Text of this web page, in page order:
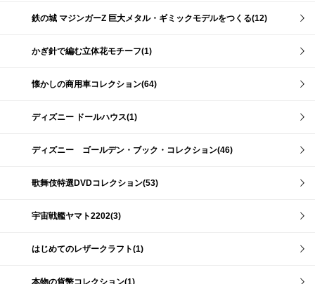
鉄の城 マジンガーZ 巨大メタル・ギミックモデルをつくる(12)
かぎ針で編む立体花モチーフ(1)
懐かしの商用車コレクション(64)
ディズニー ドールハウス(1)
ディズニー ゴールデン・ブック・コレクション(46)
歌舞伎特選DVDコレクション(53)
宇宙戦艦ヤマト2202(3)
はじめてのレザークラフト(1)